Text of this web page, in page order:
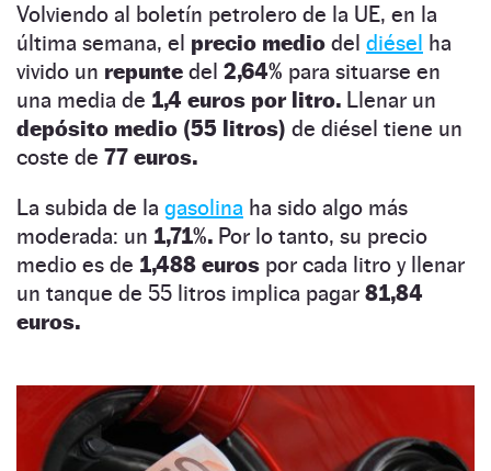
Volviendo al boletín petrolero de la UE, en la
última semana, el precio medio del diésel ha
vivido un repunte del 2,64% para situarse en
una media de 1,4 euros por litro. Llenar un
depósito medio (55 litros) de diésel tiene un
coste de 77 euros.
La subida de la gasolina ha sido algo más
moderada: un 1,71%. Por lo tanto, su precio
medio es de 1,488 euros por cada litro y llenar
un tanque de 55 litros implica pagar 81,84
euros.